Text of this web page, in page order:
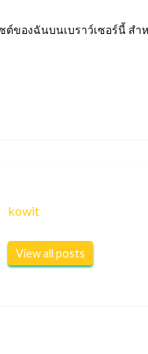
ต์ของฉันบนเบราว์เซอร์นี้ สำ
kowit
View all posts